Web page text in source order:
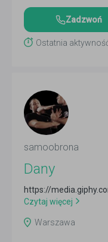
Zadzwoń
Ostatnia
samoobrona
Dany
https://
Czytaj więcej
Warszawa